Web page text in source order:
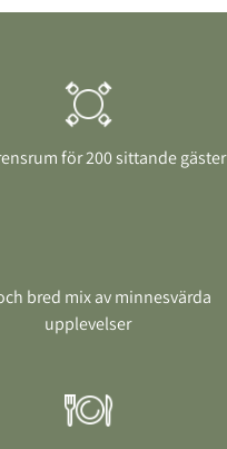
för 200 sittande gäster
bred mix av minnesvärda
upplevelser